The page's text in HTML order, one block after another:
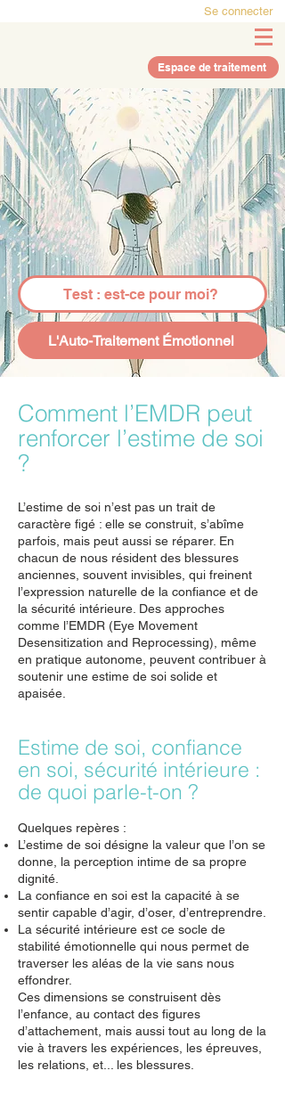
Se connecter
Espace de traitement
Test : est-ce pour moi?
L'Auto-Traitement Émotionnel
Comment l’EMDR peut
renforcer l’estime de soi
?
L’estime de soi n’est pas un trait de
caractère figé : elle se construit, s’abîme
parfois, mais peut aussi se réparer. En
chacun de nous résident des blessures
anciennes, souvent invisibles, qui freinent
l’expression naturelle de la confiance et de
la sécurité intérieure. Des approches
comme l’EMDR (Eye Movement
Desensitization and Reprocessing), même
en pratique autonome, peuvent contribuer à
soutenir une estime de soi solide et
apaisée.
Estime de soi, confiance
en soi, sécurité intérieure :
de quoi parle-t-on ?
Quelques repères :
L’estime de soi désigne la valeur que l’on se
donne, la perception intime de sa propre
dignité.
La confiance en soi est la capacité à se
sentir capable d’agir, d’oser, d’entreprendre.
La sécurité intérieure est ce socle de
stabilité émotionnelle qui nous permet de
traverser les aléas de la vie sans nous
effondrer.
Ces dimensions se construisent dès
l’enfance, au contact des figures
d’attachement, mais aussi tout au long de la
vie à travers les expériences, les épreuves,
les relations, et... les blessures.